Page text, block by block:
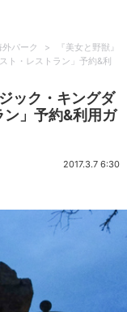
外パーク >
『美女と野獣』
ト・レストラン」予約&利
ック・キングダ
」予約&利用ガ
2017.3.7 6:30